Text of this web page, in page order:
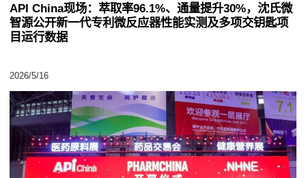
API China现场：萃取率96.1%、通量提升30%，沈氏微
智源公开新一代专利微反应器性能实测及多项交钥匙项
目运行数据
2026/5/16